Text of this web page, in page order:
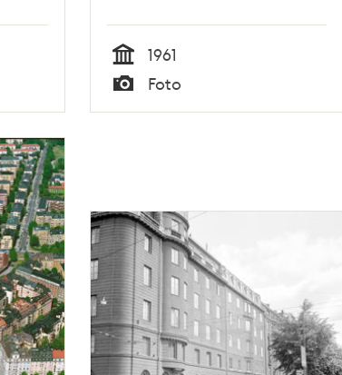
Tid
1961
Typ
Foto